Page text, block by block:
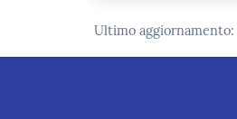
Ultimo aggiornamento: